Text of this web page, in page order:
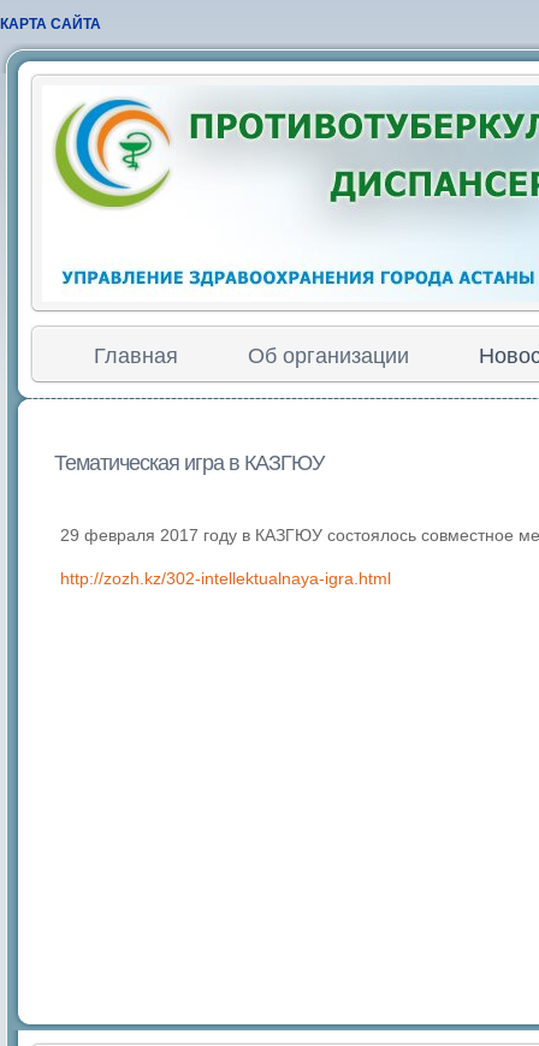
КАРТА САЙТА
Главная Об организации
Тематическая игра в КАЗГЮУ
29 февраля 2017 году в КАЗГЮУ состоялось
http://zozh.kz/302-intellektualnaya-igra.html